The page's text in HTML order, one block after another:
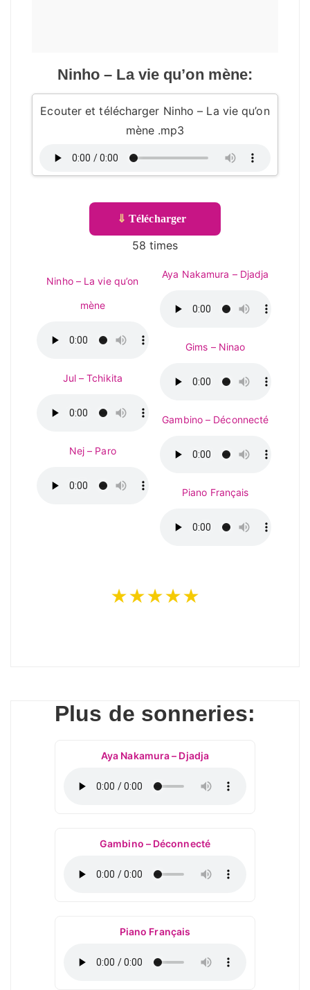
Ninho – La vie qu’on mène:
Ecouter et télécharger Ninho – La vie qu’on
mène .mp3
⇓ Télécharger
58 times
Ninho – La vie qu’on
mène
Jul – Tchikita
Nej – Paro
Aya Nakamura – Djadja
Gims – Ninao
Gambino – Déconnecté
Piano Français
★★★★★
Plus de sonneries:
Aya Nakamura – Djadja
Gambino – Déconnecté
Piano Français